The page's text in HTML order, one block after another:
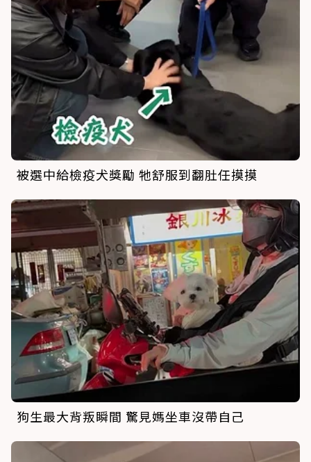
被選中給檢疫犬獎勵 牠舒服到翻肚任摸摸
狗生最大背叛瞬間 驚見媽坐車沒帶自己